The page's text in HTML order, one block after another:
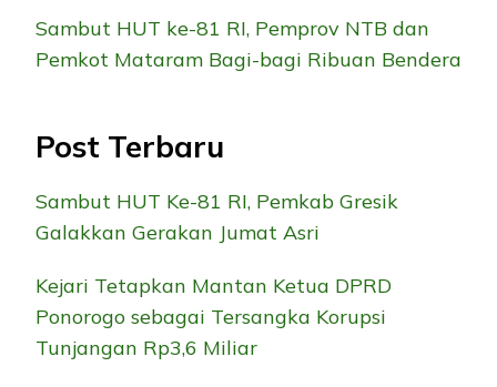
Sambut HUT ke-81 RI, Pemprov NTB dan
Pemkot Mataram Bagi-bagi Ribuan Bendera
Post Terbaru
Sambut HUT Ke-81 RI, Pemkab Gresik
Galakkan Gerakan Jumat Asri
Kejari Tetapkan Mantan Ketua DPRD
Ponorogo sebagai Tersangka Korupsi
Tunjangan Rp3,6 Miliar